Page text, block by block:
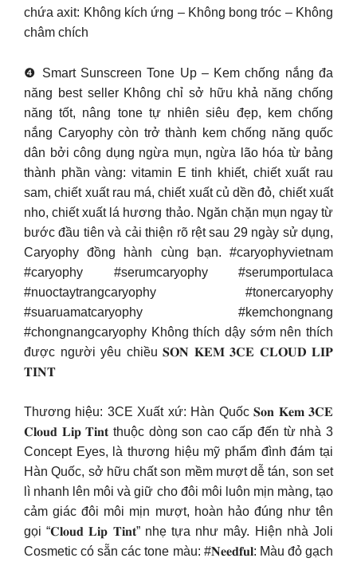
chứa axit: Không kích ứng – Không bong tróc – Không
châm chích
❹ Smart Sunscreen Tone Up – Kem chống nắng đa
năng best seller Không chỉ sở hữu khả năng chống
năng tốt, nâng tone tự nhiên siêu đẹp, kem chống
nắng Caryophy còn trở thành kem chống năng quốc
dân bởi công dụng ngừa mụn, ngừa lão hóa từ bảng
thành phần vàng: vitamin E tinh khiết, chiết xuất rau
sam, chiết xuất rau má, chiết xuất củ dền đỏ, chiết xuất
nho, chiết xuất lá hương thảo. Ngăn chặn mụn ngay từ
bước đầu tiên và cải thiện rõ rệt sau 29 ngày sử dụng,
Caryophy đồng hành cùng bạn. #caryophyvietnam
#caryophy #serumcaryophy #serumportulaca
#nuoctaytrangcaryophy #tonercaryophy
#suaruamatcaryophy #kemchongnang
#chongnangcaryophy Không thích dậy sớm nên thích
được người yêu chiều 𝐒𝐎𝐍 𝐊𝐄𝐌 𝟑𝐂𝐄 𝐂𝐋𝐎𝐔𝐃 𝐋𝐈𝐏
𝐓𝐈𝐍𝐓
Thương hiệu: 3CE Xuất xứ: Hàn Quốc 𝐒𝐨𝐧 𝐊𝐞𝐦 𝟑𝐂𝐄
𝐂𝐥𝐨𝐮𝐝 𝐋𝐢𝐩 𝐓𝐢𝐧𝐭 thuộc dòng son cao cấp đến từ nhà 3
Concept Eyes, là thương hiệu mỹ phẩm đình đám tại
Hàn Quốc, sở hữu chất son mềm mượt dễ tán, son set
lì nhanh lên môi và giữ cho đôi môi luôn mịn màng, tạo
cảm giác đôi môi mịn mượt, hoàn hảo đúng như tên
gọi “𝐂𝐥𝐨𝐮𝐝 𝐋𝐢𝐩 𝐓𝐢𝐧𝐭” nhẹ tựa như mây. Hiện nhà Joli
Cosmetic có sẵn các tone màu: #𝐍𝐞𝐞𝐝𝐟𝐮𝐥: Màu đỏ gạch